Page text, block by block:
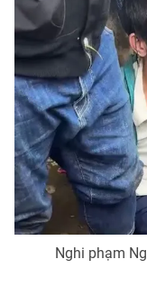
Góc doanh nghiệp
Truyền hình
Phim VTV
Hậu trường
Nhân vật
Khán giả
Giải sao mai
Giải trí
Điện ảnh
Âm nhạc
Sao
Đời sống
Du lịch
Làm đẹp
Chất lượng cuộc
Giáo dục
Tuyển sinh
Học trực tuyến
Công nghệ
Hitech Công nghệ
Nghi phạm